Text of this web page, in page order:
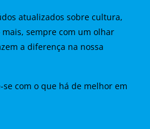
atualizados sobre cultura,
sempre com um olhar
a diferença na nossa
com o que há de melhor em